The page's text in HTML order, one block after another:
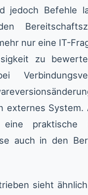
jedoch Befehle
nur eine IT-
zu
externes System.
praktische
auch in den
sieht